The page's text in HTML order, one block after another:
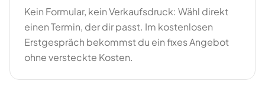
Kein Formular, kein Verkaufsdruck: Wähl direkt
einen Termin, der dir passt. Im kostenlosen
Erstgespräch bekommst du ein fixes Angebot
ohne versteckte Kosten.